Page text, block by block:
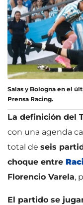
Salas y Bologna en el
Prensa Racing.
La definición del
con una agenda
total de seis
choque entre
Florencio Varela,
El partido se